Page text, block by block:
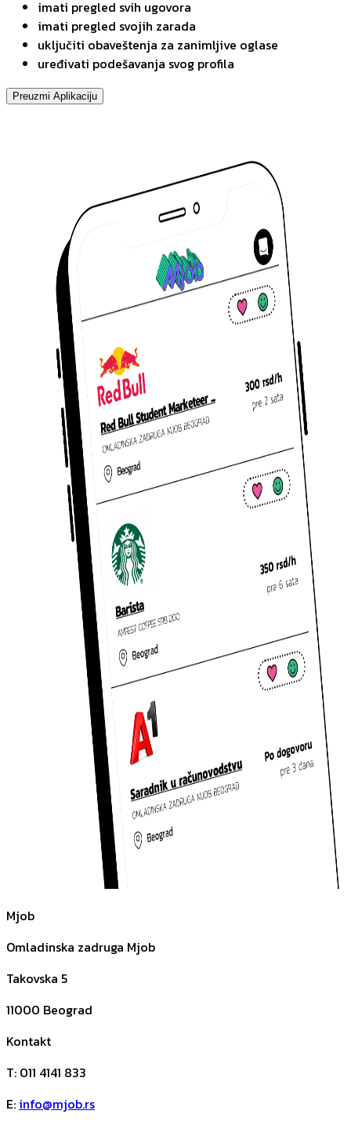
imati pregled svih ugovora
imati pregled svojih zarada
uključiti obaveštenja za zanimljive oglase
uređivati podešavanja svog profila
Preuzmi Aplikaciju
Mjob
Omladinska zadruga Mjob
Takovska 5
11000 Beograd
Kontakt
T: 011 4141 833
E: info@mjob.rs